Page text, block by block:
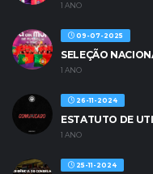
1 ANO
09-07-2025
SELEÇÃO
1 ANO
26-11-2024
ESTATUTO DE
1 ANO
25-11-2024